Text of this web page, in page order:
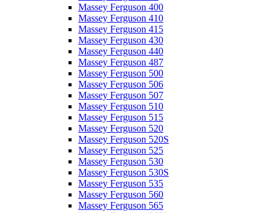
Massey Ferguson 400
Massey Ferguson 410
Massey Ferguson 415
Massey Ferguson 430
Massey Ferguson 440
Massey Ferguson 487
Massey Ferguson 500
Massey Ferguson 506
Massey Ferguson 507
Massey Ferguson 510
Massey Ferguson 515
Massey Ferguson 520
Massey Ferguson 520S
Massey Ferguson 525
Massey Ferguson 530
Massey Ferguson 530S
Massey Ferguson 535
Massey Ferguson 560
Massey Ferguson 565